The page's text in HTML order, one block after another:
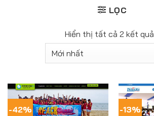
LỌC
Hiển thị tất cả 2 kết quả
-42% -13%